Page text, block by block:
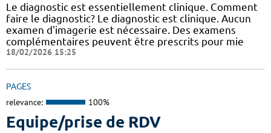
Le diagnostic est essentiellement clinique. Comment
faire le diagnostic? Le diagnostic est clinique. Aucun
examen d'imagerie est nécessaire. Des examens
complémentaires peuvent être prescrits pour mie
18/02/2026 15:25
PAGES
relevance: 100%
Equipe/prise de RDV